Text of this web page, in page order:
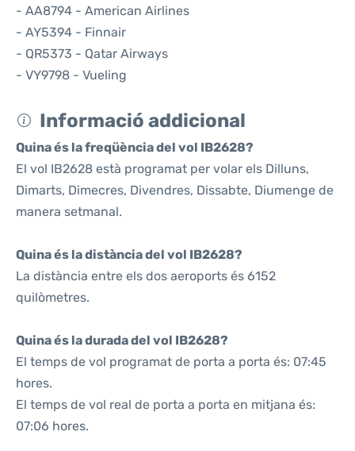
- AA8794 - American Airlines
- AY5394 - Finnair
- QR5373 - Qatar Airways
- VY9798 - Vueling
Informació addicional
Quina és la freqüència del vol IB2628?
El vol IB2628 està programat per volar els Dilluns,
Dimarts, Dimecres, Divendres, Dissabte, Diumenge de
manera setmanal.
Quina és la distància del vol IB2628?
La distància entre els dos aeroports és 6152
quilòmetres.
Quina és la durada del vol IB2628?
El temps de vol programat de porta a porta és: 07:45
hores.
El temps de vol real de porta a porta en mitjana és:
07:06 hores.